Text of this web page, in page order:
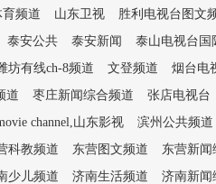
频道 山东卫视 胜利电视台图文
泰安公共 泰安新闻
泰山电视台国
坊有线ch-8频道 文登频道
烟台电
道 枣庄新闻综合频道 张店电视台
channel,山东影视 滨州公共频道
科教频道 东营图文频道
东营新闻
少儿频道 济南生活频道 济南新闻